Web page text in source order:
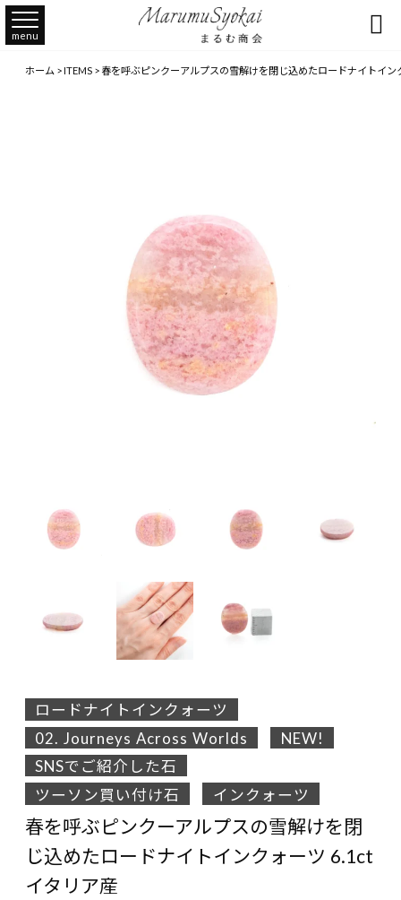
menu 
ホーム>ITEMS>春を呼ぶピンクーアルプスの雪解けを閉じ込めたロードナイトイン
ロードナイトインクォーツ
02. Journeys Across Worlds
NEW!
SNSでご紹介した石
ツーソン買い付け石
インクォーツ
春を呼ぶピンクーアルプスの雪解けを閉
じ込めたロードナイトインクォーツ 6.1ct
イタリア産